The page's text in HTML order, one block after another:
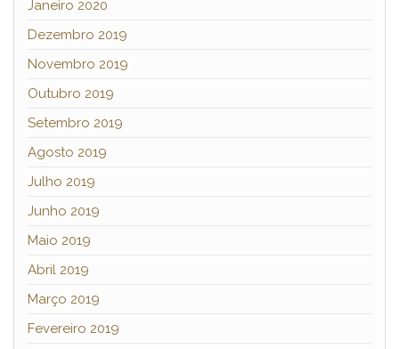
Janeiro 2020
Dezembro 2019
Novembro 2019
Outubro 2019
Setembro 2019
Agosto 2019
Julho 2019
Junho 2019
Maio 2019
Abril 2019
Março 2019
Fevereiro 2019